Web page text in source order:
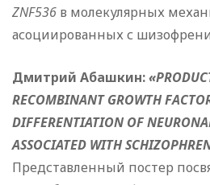
ZNF536 в молекулярных
асоциированных с
Дмитрий Абашкин:
RECOMBINANT GROWTH
DIFFERENTIATION OF
ASSOCIATED WITH
Представленный постер